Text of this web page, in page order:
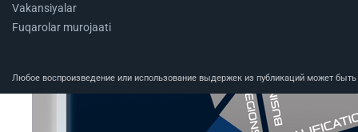
Vakansiyalar
Fuqarolar murojaati
Любое воспроизведение или использование выдержек из публикаций может